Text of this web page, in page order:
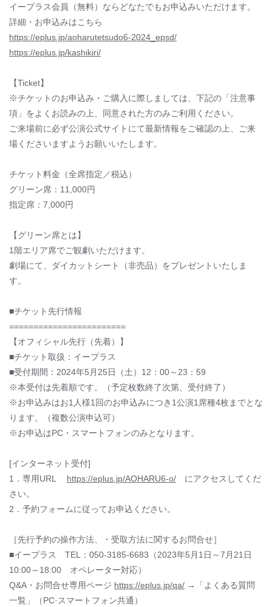
イープラス会員（無料）ならどなたでもお申込みいただけます。
詳細・お申込みはこちら
https://eplus.jp/aoharutetsudo6-2024_epsd/
https://eplus.jp/kashikiri/
【Ticket】
※チケットのお申込み・ご購入に際しましては、下記の「注意事
項」をよくお読みの上、同意された方のみご利用ください。
ご来場前に必ず公演公式サイトにて最新情報をご確認の上、ご来
場くださいますようお願いいたします。
チケット料金（全席指定／税込）
グリーン席：11,000円
指定席：7,000円
【グリーン席とは】
1階エリア席でご観劇いただけます。
劇場にて、ダイカットシート（非売品）をプレゼントいたしま
す。
■チケット先行情報
========================
【オフィシャル先行（先着）】
■チケット取扱：イープラス
■受付期間：2024年5月25日（土）12：00～23：59
※本受付は先着順です。（予定枚数終了次第、受付終了）
※お申込みはお1人様1回のお申込みにつき1公演1席種4枚までとな
ります。（複数公演申込可）
※お申込はPC・スマートフォンのみとなります。
[インターネット受付]
1．専用URL https://eplus.jp/AOHARU6-o/ にアクセスしてくだ
さい。
2．予約フォームに従ってお申込ください。
［先行予約の操作方法、・受取方法に関するお問合せ］
■イープラス TEL：050-3185-6683（2023年5月1日～7月21日
10:00～18:00 オペレーター対応）
Q&A・お問合せ専用ページ https://eplus.jp/qa/ →「よくある質問
一覧」（PC·スマートフォン共通）